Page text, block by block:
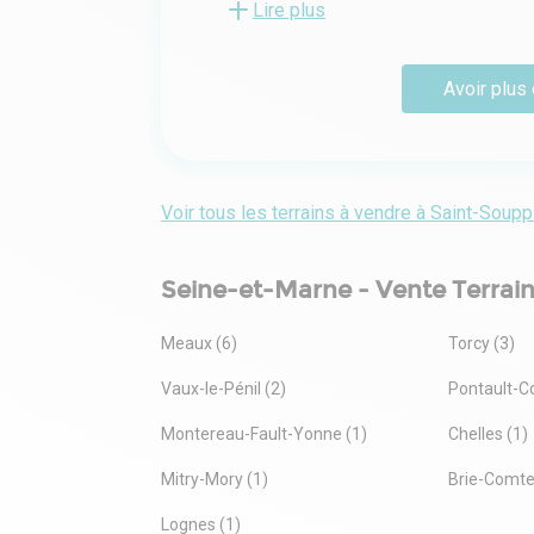
nous permet d'explorer de grands
Leur culture du marché leur permet de
en respectant leurs spécifications, afin
entrepôts, bâtiments et terrains
familiales - ils disposent d'un
Lire plus
Avoir plus
Voir tous les terrains à vendre à Saint-
Seine-et-Marne - Vente Terrain
Meaux (6) Torcy (3)
Vaux-le-Pénil (2) Pontault-
Montereau-Fault-Yonne (1) Chelles (1)
Mitry-Mory (1) Brie-
Lognes (1)